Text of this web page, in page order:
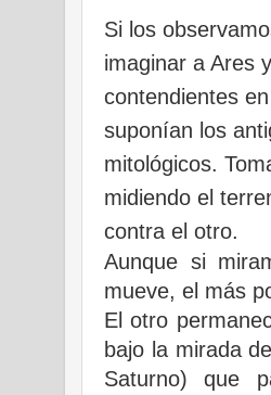
Si los
imaginar a Ares
contendientes
suponían los
mitológicos.
midiendo el
contra el otro.
Aunque si
mueve, el más
El otro
bajo la mirada
Saturno) que